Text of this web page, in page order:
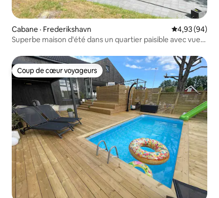
Cabane · Frederikshavn Note
4,93 (94)
Superbe maison d'été dans un quartier paisible avec vue
Coup de cœur voyageurs
Coup de cœur voyageurs